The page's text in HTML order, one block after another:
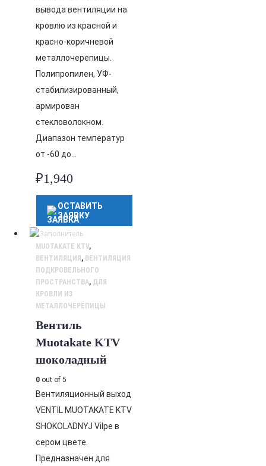
вывода вентиляции на
кровлю из красной и
красно-коричневой
металлочерепицы.
Полипропилен, УФ-
стабилизированный,
армирован
стекловолокном.
Диапазон температур
от -60 до…
₽1,940
ОСТАВИТЬ
ЗАЯВКУ
MUOTAKATE KTV,
ВЕНТИЛЯЦИЯ , ВЕНТИЛЯЦИЯ
ПОДКРОВЕЛЬНОГО
ПРОСТРАНСТВА, ДЛЯ
КРОВЛИ ИЗ
МЕТАЛЛОЧЕРЕПИЦЫ
Вентиль
Muotakate KTV
шоколадный
0 out of 5
Вентиляционный выход
VENTIL MUOTAKATE KTV
SHOKOLADNYJ Vilpe в
сером цвете.
Предназначен для